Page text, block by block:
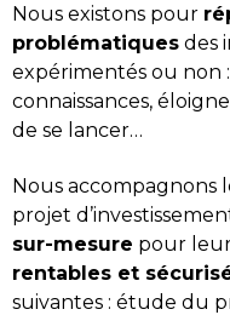
Nous existons pour
problématiques des
expérimentés ou non
connaissances,
de se lancer…
Nous accompagnons
projet
sur-mesure pour
rentables et
suivantes : étude du